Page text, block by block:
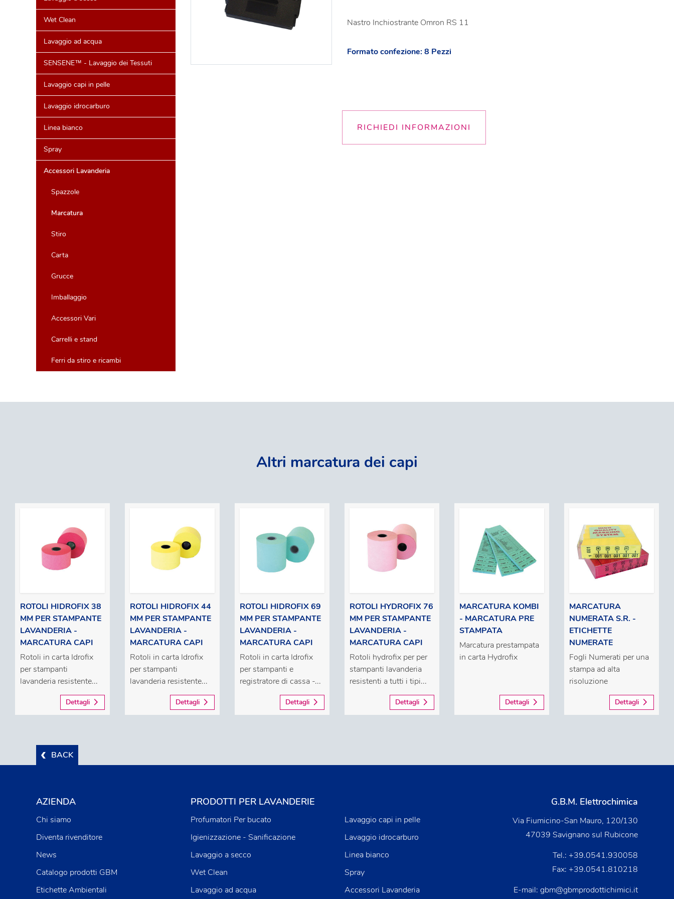
Wet Clean
Lavaggio ad acqua
SENSENE™ - Lavaggio dei Tessuti
Lavaggio capi in pelle
Lavaggio idrocarburo
Linea bianco
Spray
Accessori Lavanderia
Spazzole
Marcatura
Stiro
Carta
Grucce
Imballaggio
Accessori Vari
Carrelli e stand
Ferri da stiro e ricambi
Nastro Inchiostrante Omron RS 11
Formato confezione: 8 Pezzi
RICHIEDI INFORMAZIONI
Altri marcatura dei capi
ROTOLI HIDROFIX 38
MM PER STAMPANTE
LAVANDERIA -
MARCATURA CAPI
Rotoli in carta Idrofix
per stampanti
lavanderia resistente...
Dettagli
ROTOLI HIDROFIX 44
MM PER STAMPANTE
LAVANDERIA -
MARCATURA CAPI
Rotoli in carta Idrofix
per stampanti
lavanderia resistente...
Dettagli
ROTOLI HIDROFIX 69
MM PER STAMPANTE
LAVANDERIA -
MARCATURA CAPI
Rotoli in carta Idrofix
per stampanti e
registratore di cassa -...
Dettagli
ROTOLI HYDROFIX 76
MM PER STAMPANTE
LAVANDERIA -
MARCATURA CAPI
Rotoli hydrofix per per
stampanti lavanderia
resistenti a tutti i tipi...
Dettagli
MARCATURA KOMBI
- MARCATURA PRE
STAMPATA
Marcatura prestampata
in carta Hydrofix
Dettagli
MARCATURA
NUMERATA S.R. -
ETICHETTE
NUMERATE
Fogli Numerati per una
stampa ad alta
risoluzione
Dettagli
BACK
PRODOTTI PER LAVANDERIE
Profumatori Per bucato
Igienizzazione - Sanificazione
Lavaggio a secco
Wet Clean
Lavaggio ad acqua
Lavaggio capi in pelle
Lavaggio idrocarburo
Linea bianco
Spray
Accessori Lavanderia
AZIENDA
Chi siamo
Diventa rivenditore
News
Catalogo prodotti GBM
Etichette Ambientali
G.B.M. Elettrochimica
Via Fiumicino-San Mauro, 120/130
47039 Savignano sul Rubicone
Tel.: +39.0541.930058
Fax: +39.0541.810218
E-mail: gbm@gbmprodottichimici.it